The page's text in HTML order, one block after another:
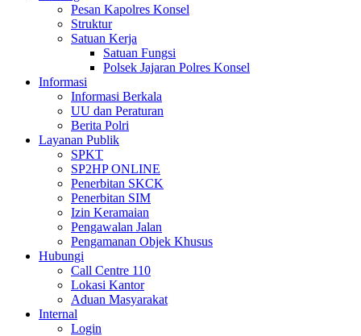
Pesan Kapolres Konsel
Struktur
Satuan Kerja
Satuan Fungsi
Polsek Jajaran Polres Konsel
Informasi
Informasi Berkala
UU dan Peraturan
Berita Polri
Layanan Publik
SPKT
SP2HP ONLINE
Penerbitan SKCK
Penerbitan SIM
Izin Keramaian
Pengawalan Jalan
Pengamanan Objek Khusus
Hubungi
Call Centre 110
Lokasi Kantor
Aduan Masyarakat
Internal
Login